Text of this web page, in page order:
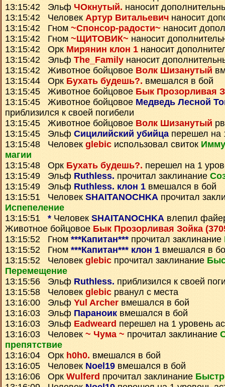
13:15:42 Эльф ЧОкнутый. наносит
13:15:42 Человек Артур Витальевич наносит
13:15:42 Гном ~Спонсор-радости~ наносит
13:15:42 Гном ~ЩИТОВИК~ наносит
13:15:42 Орк Мирянин клон 1 наносит
13:15:42 Эльф The_Family наносит
13:15:42 Животное бойцовое Волк Шизанутый
13:15:44 Орк Бухать будешь?. вмешался в бой
13:15:45 Животное бойцовое Бык Прозорливая
13:15:45 Животное бойцовое Медведь Лесной
приблизился к своей погибели
13:15:45 Животное бойцовое Волк Шизанутый
13:15:45 Эльф Сицилийский убийца перешел на
13:15:48 Человек glebic использовал свиток
магии
13:15:48 Орк Бухать будешь?. перешел на 1
13:15:49 Эльф Ruthless. прочитал заклинание
13:15:49 Эльф Ruthless. клон 1 вмешался в бой
13:15:51 Человек SHAITANOCHKA прочитал
Испепеление
13:15:51 * Человек SHAITANOCHKA влепил
Животное бойцовое Бык Прозорливая Зойка
13:15:52 Гном ***Капитан*** прочитал заклинание
13:15:52 Гном ***Капитан*** клон 1 вмешался в
13:15:52 Человек glebic прочитал заклинание
Перемещение
13:15:56 Эльф Ruthless. приблизился к своей
13:15:58 Человек glebic рванул с места
13:16:00 Эльф Yul Archer вмешался в бой
13:16:03 Эльф Параноик вмешался в бой
13:16:03 Эльф Eadweard перешел на 1 уровень
13:16:03 Человек ~ Чума ~ прочитал заклинание
препятствие
13:16:04 Орк h0h0. вмешался в бой
13:16:05 Человек Noel19 вмешался в бой
13:16:06 Орк Wulferd прочитал заклинание